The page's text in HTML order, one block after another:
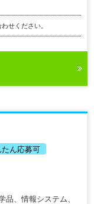
せください。
たん応募可
品、情報システム、